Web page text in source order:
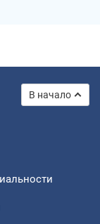
В начало